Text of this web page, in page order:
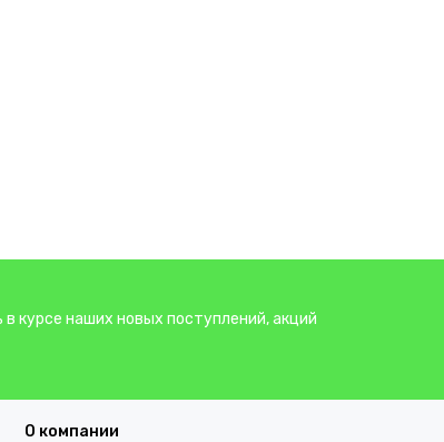
курсе наших новых поступлений, акций
О компании